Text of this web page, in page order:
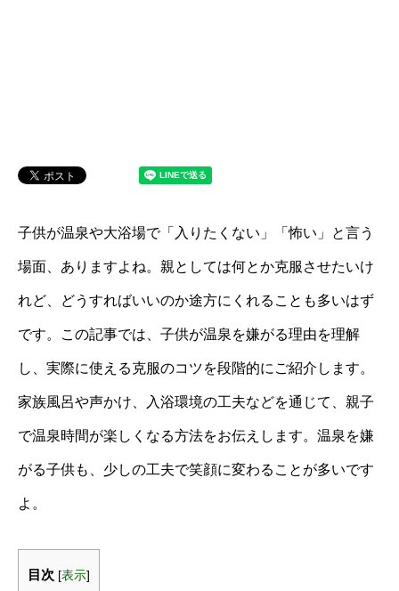
子供が温泉や大浴場で「入りたくない」「怖い」と言う
場面、ありますよね。親としては何とか克服させたいけ
れど、どうすればいいのか途方にくれることも多いはず
です。この記事では、子供が温泉を嫌がる理由を理解
し、実際に使える克服のコツを段階的にご紹介します。
家族風呂や声かけ、入浴環境の工夫などを通じて、親子
で温泉時間が楽しくなる方法をお伝えします。温泉を嫌
がる子供も、少しの工夫で笑顔に変わることが多いです
よ。
目次 [表示]